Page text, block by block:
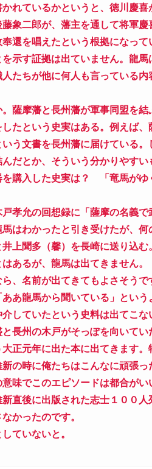
れているかというと、徳川慶
象二郎が、藩主を通して将軍
還を唱えたという根拠になっ
示す証拠は出ていません。龍
たちが他に何人も言っている
摩藩と長州藩が軍事同盟を結
たという史実はある。例えば
う文書を長州藩に届けている
だとか、そういう分かりやすい
購入した史実は？ 「竜馬がゆ
孝允の回想録に「薩摩の名義
はわかったと引き受けたが、
上聞多（馨）を長崎に送り込
あるが、龍馬は出てきません。
、名前が出てきてもよさそうで
あ龍馬から聞いている」とい
していたという史料は出てこな
長州の木戸がそっぽを向いて
大正元年に出た本に出てきます
の時に俺たちはこんなに頑張
味でこのエピソードは都合が
直後に出版された志士１００
かったのです。
ていないと。